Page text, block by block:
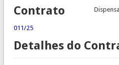
Contrato
011/25
Detalhes do